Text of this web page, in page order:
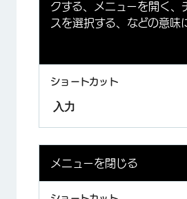
クする、メニューを開く、
スを選択する、などの意味
入力
メニューを閉じる